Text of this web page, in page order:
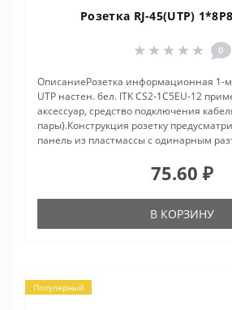
Розетка RJ-45(UTP)
0
ОписаниеРозетка информационная 1-м
UTP настен. бел. ITK CS2-1C5EU-12
аксессуар, средство подключения
пары).Конструкция розетку
панель из пластмассы с одинарным
75.60 ₽
В КОРЗИНУ
Популярный